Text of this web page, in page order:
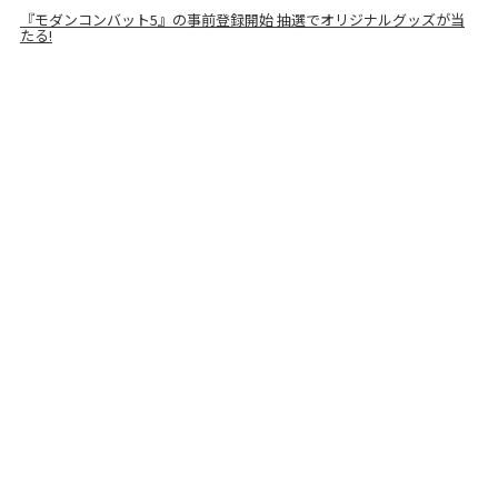
『モダンコンバット5』の事前登録開始 抽選でオリジナルグッズが当
たる!